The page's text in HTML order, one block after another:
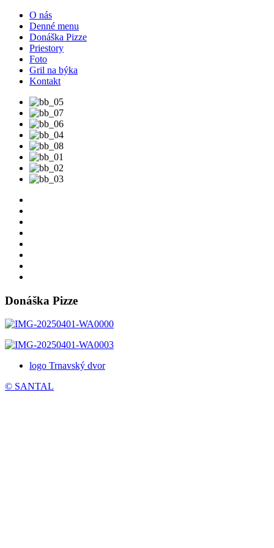
O nás
Denné menu
Donáška Pizze
Priestory
Foto
Gril na býka
Kontakt
Donáška Pizze
logo Trnavský dvor
© SANTAL